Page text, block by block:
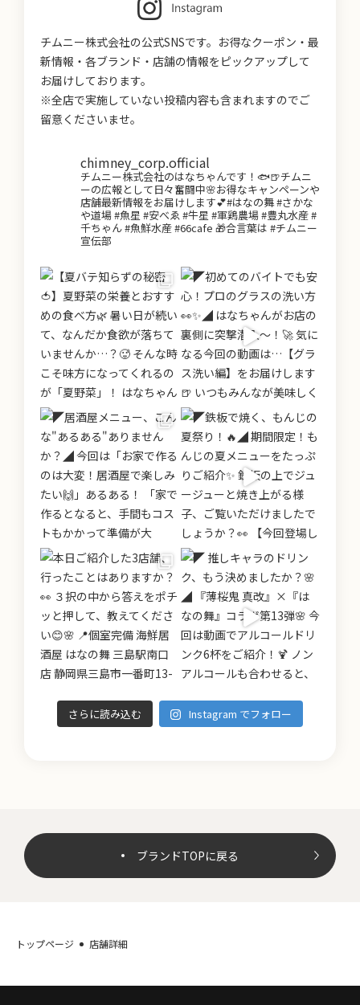
チムニー株式会社の公式SNSです。お得なクーポン・最
新情報・各ブランド・店舗の情報をピックアップして
お届けしております。
※全店で実施していない投稿内容も含まれますのでご
留意くださいませ。
chimney_corp.official
チムニー株式会社のはなちゃんです！🐟🍺チムニ
ーの広報として日々奮闘中🌸お得なキャンペーンや
店舗最新情報をお届けします💕#はなの舞 #さかな
や道場 #魚星 #安べゑ #牛星 #軍鶏農場 #豊丸水産 #
千ちゃん #魚鮮水産 #66cafe 🎁合言葉は #チムニー
宣伝部
さらに読み込む Instagram でフォロー
ブランドTOPに戻る
トップページ 店舗詳細